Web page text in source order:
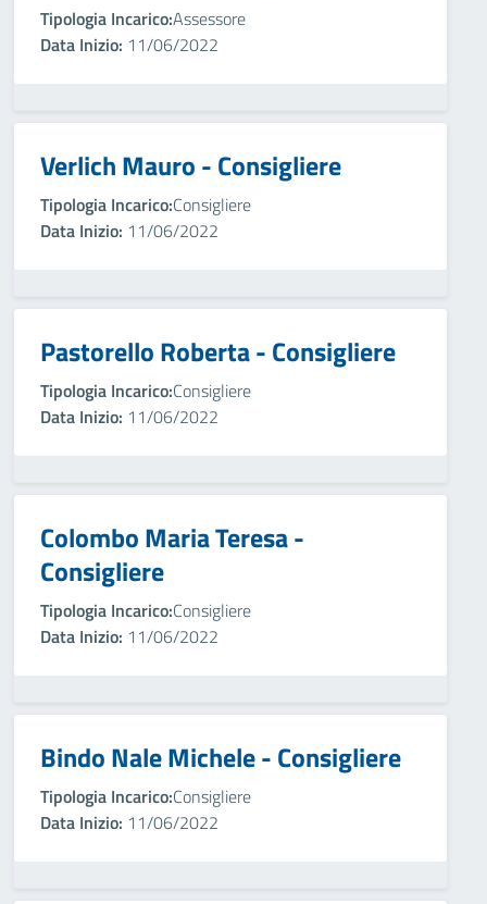
Tipologia Incarico:Assessore
Data Inizio: 11/06/2022
Verlich Mauro - Consigliere
Tipologia Incarico:Consigliere
Data Inizio: 11/06/2022
Pastorello Roberta - Consigliere
Tipologia Incarico:Consigliere
Data Inizio: 11/06/2022
Colombo Maria Teresa -
Consigliere
Tipologia Incarico:Consigliere
Data Inizio: 11/06/2022
Bindo Nale Michele - Consigliere
Tipologia Incarico:Consigliere
Data Inizio: 11/06/2022